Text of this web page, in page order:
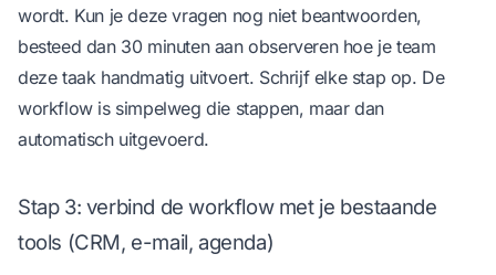
wordt. Kun je deze vragen nog niet beantwoorden,
besteed dan 30 minuten aan observeren hoe je team
deze taak handmatig uitvoert. Schrijf elke stap op. De
workflow is simpelweg die stappen, maar dan
automatisch uitgevoerd.
Stap 3: verbind de workflow met je bestaande
tools (CRM, e-mail, agenda)